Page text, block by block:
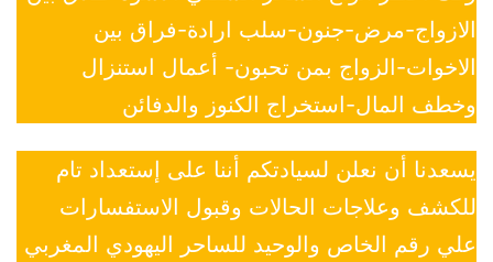
الازواج-مرض-جنون-سلب ارادة-فراق بين
الاخوات-الزواج بمن تحبون- أعمال استنزال
وخطف المال-استخراج الكنوز والدفائن
يسعدنا أن نعلن لسيادتكم أننا على إستعداد تام
للكشف وعلاجات الحالات وقبول الاستفسارات
علي رقم الخاص والوحيد للساحر اليهودي المغربي